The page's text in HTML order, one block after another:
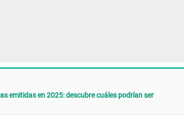
emitidas en 2025: descubre cuáles podrían ser